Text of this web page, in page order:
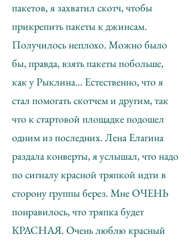
пакетов, я захватил скотч, чтобы
прикрепить пакеты к джинсам.
Получилось неплохо. Можно было
бы, правда, взять пакеты побольше,
как у Рыклина... Естественно, что я
стал помогать скотчем и другим, так
что к стартовой площадке подошел
одним из последних. Лена Елагина
раздала конверты, я услышал, что надо
по сигналу красной тряпкой идти в
сторону группы берез. Мне ОЧЕНЬ
понравилось, что тряпка будет
КРАСНАЯ. Очень люблю красный